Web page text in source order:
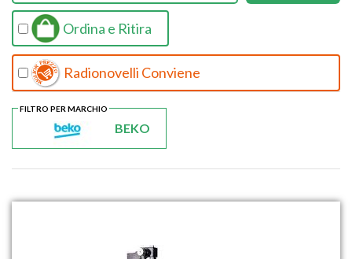
Ordina e Ritira
Radionovelli Conviene
BEKO
FILTRO PER MARCHIO